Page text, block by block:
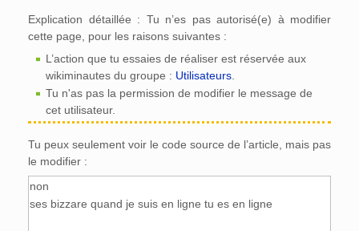
Explication détaillée : Tu n’es pas autorisé(e) à modifier
cette page, pour les raisons suivantes :
L’action que tu essaies de réaliser est réservée aux
wikiminautes du groupe : Utilisateurs
Tu n'as pas la permission de modifier le message de
cet utilisateur.
Tu peux seulement voir le code source de l’article, mais pas
le modifier :